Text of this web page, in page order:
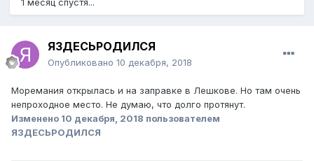
1 месяц спустя...
ЯЗДЕСЬРОДИЛСЯ
Опубликовано 10 декабря, 2018
Моремания открылась и на заправке в Лешкове. Но там очень
непроходное место. Не думаю, что долго протянут.
Изменено 10 декабря, 2018 пользователем
ЯЗДЕСЬРОДИЛСЯ